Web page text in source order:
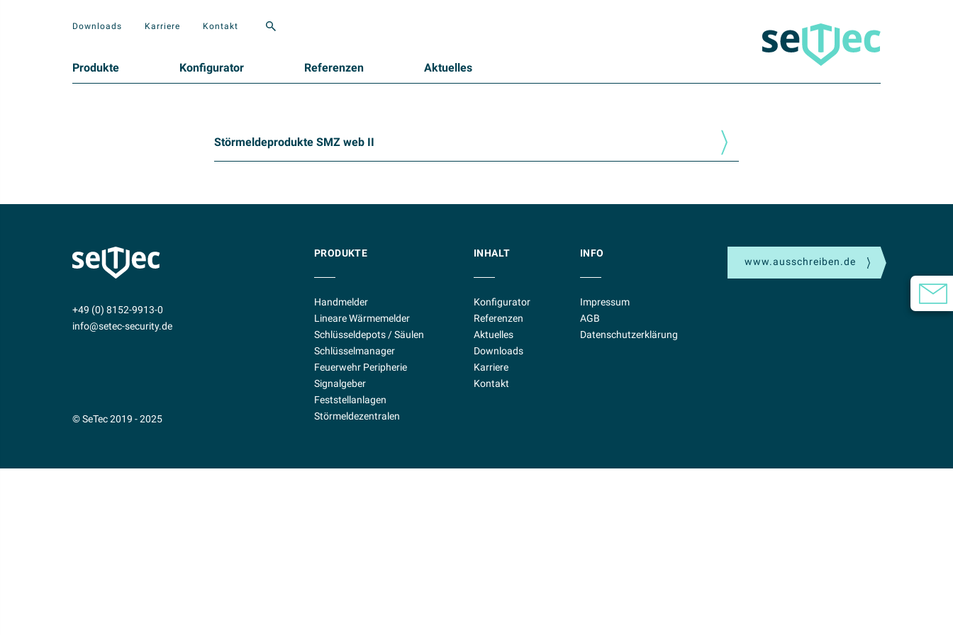
Downloads Karriere Kontakt
Produkte Konfigurator Referenzen Aktuelles
Störmeldeprodukte SMZ web II
+49 (0) 8152-9913-0
info@setec-security.de
© SeTec 2019 - 2025
PRODUKTE
Handmelder
Lineare Wärmemelder
Schlüsseldepots / Säulen
Schlüsselmanager
Feuerwehr Peripherie
Signalgeber
Feststellanlagen
Störmeldezentralen
INHALT
Konfigurator
Referenzen
Aktuelles
Downloads
Karriere
Kontakt
INFO
Impressum
AGB
Datenschutzerklärung
www.ausschreiben.de